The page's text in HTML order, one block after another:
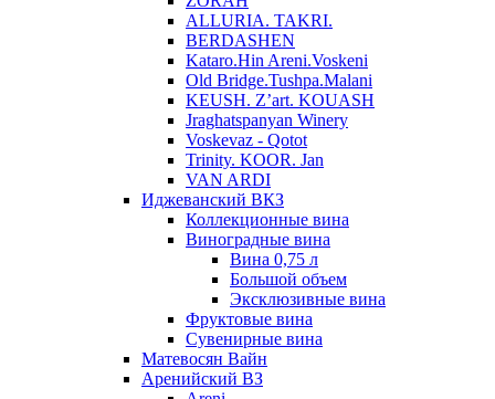
ALLURIA. TAKRI.
BERDASHEN
Kataro.Hin Areni.Voskeni
Old Bridge.Tushpa.Malani
KEUSH. Z’art. KOUASH
Jraghatspanyan Winery
Voskevaz - Qotot
Trinity. KOOR. Jan
VAN ARDI
Иджеванский ВКЗ
Коллекционные вина
Виноградные вина
Вина 0,75 л
Большой объем
Эксклюзивные вина
Фруктовые вина
Cувенирные вина
Матевосян Вайн
Аренийский ВЗ